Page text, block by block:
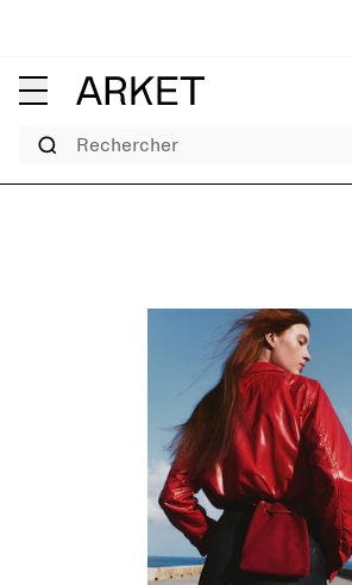
Rechercher